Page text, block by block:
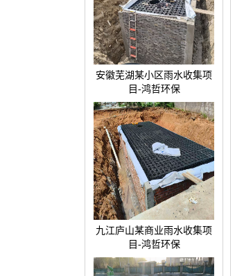
安徽芜湖某小区雨水收集项
目-鸿哲环保
九江庐山某商业雨水收集项
目-鸿哲环保